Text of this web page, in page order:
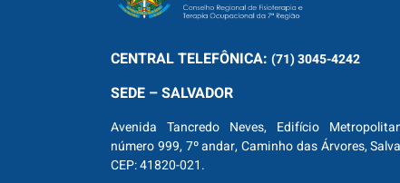
CENTRALTELEFÔNICA: (71) 3045-4242
SEDE – SALVADOR
Avenida Tancredo Neves, Edifício
número 999, 7º andar, Caminho das Árvores,
CEP: 41820-021.